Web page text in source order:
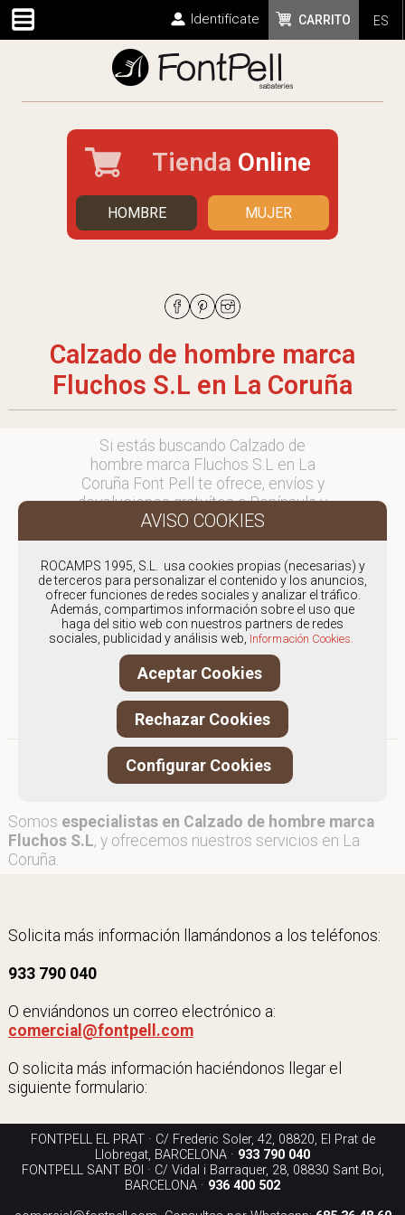
ES
CARRITO
Identifícate
Tienda Online
HOMBRE MUJER
Calzado de hombre marca
Fluchos S.L en La Coruña
Si estás buscando Calzado de
hombre marca Fluchos S.L en La
Coruña Font Pell te ofrece, envíos y
devoluciones gratuítos a Península y
Baleares, para otros destinos
consultar
en comercial@fontpell.com.
Los envíos a La Coruña gestionados
entre semana se entregarán en
menos de 48 horas; los pedidos
realizados en fin de semana, el
producto se enviará a partir del
lunes.
Somos especialistas en Calzado de hombre marca
Fluchos S.L, y ofrecemos nuestros servicios en La
Coruña.
Solicita más información llamándonos a los teléfonos:
933 790 040
O enviándonos un correo electrónico a:
comercial@fontpell.com
O solicita más información haciéndonos llegar el
siguiente formulario:
FONTPELL EL PRAT · C/ Frederic Soler, 42, 08820, El Prat de
Llobregat, BARCELONA · 933 790 040
FONTPELL SANT BOI · C/ Vidal i Barraquer, 28, 08830 Sant Boi,
BARCELONA · 936 400 502
ROCAMPS 1995, S.L. usa cookies propias (necesarias) y
de terceros para personalizar el contenido y los anuncios,
ofrecer funciones de redes sociales y analizar el tráfico.
Además, compartimos información sobre el uso que
haga del sitio web con nuestros partners de redes
sociales, publicidad y análisis web, Información Cookies.
Aceptar Cookies
Rechazar Cookies
Configurar Cookies